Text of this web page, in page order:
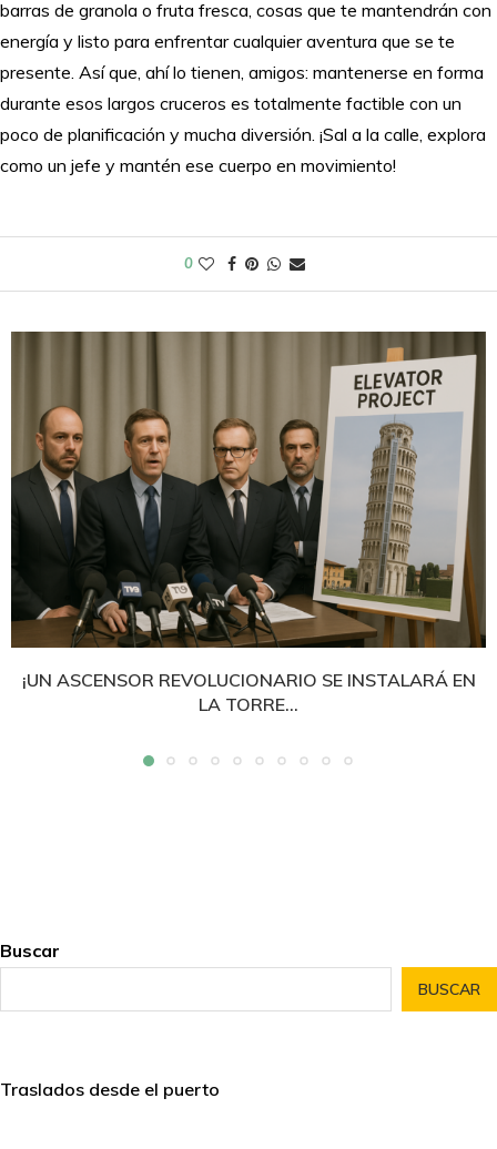
barras de granola o fruta fresca, cosas que te mantendrán con
energía y listo para enfrentar cualquier aventura que se te
presente. Así que, ahí lo tienen, amigos: mantenerse en forma
durante esos largos cruceros es totalmente factible con un
poco de planificación y mucha diversión. ¡Sal a la calle, explora
como un jefe y mantén ese cuerpo en movimiento!
0
¡UN ASCENSOR REVOLUCIONARIO SE INSTALARÁ EN
LA TORRE...
Buscar
BUSCAR
Traslados desde el puerto